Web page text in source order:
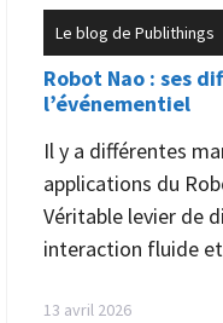
Le blog de Publithings
Robot Nao : ses
l’événementiel
Il y a différentes
applications du
Véritable levier de
interaction fluide
13 avril 2026